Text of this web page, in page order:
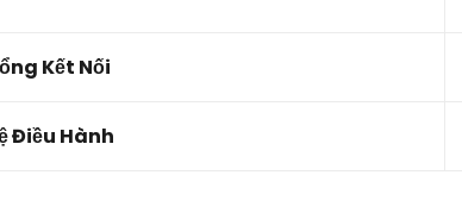
Kết Nối
Điều Hành